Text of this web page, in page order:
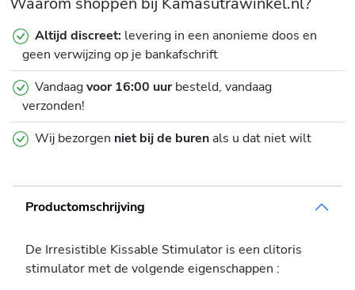
Altijd discreet: levering in een anonieme doos en
geen verwijzing op je bankafschrift
Vandaagvoor 16:00 uurbesteld, vandaag
verzonden!
Wij bezorgen niet bij de burenals u dat niet wilt
Productomschrijving
De Irresistible Kissable Stimulator is een clitoris
stimulator met de volgende eigenschappen :